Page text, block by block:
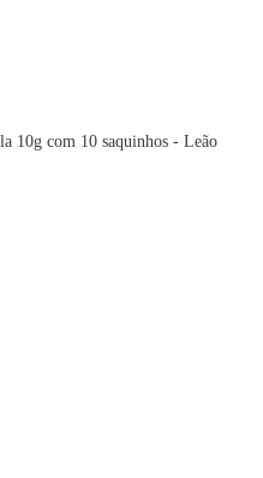
10g com 10 saquinhos - Leão